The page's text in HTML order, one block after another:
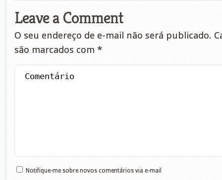
Leave a Comment
O seu endereço de e-mail não será publicado.
são marcados com *
Notifique-me sobre novos comentários via e-mail